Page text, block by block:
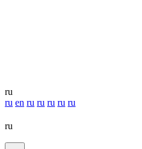
ru
ru en ru ru ru ru ru
ru